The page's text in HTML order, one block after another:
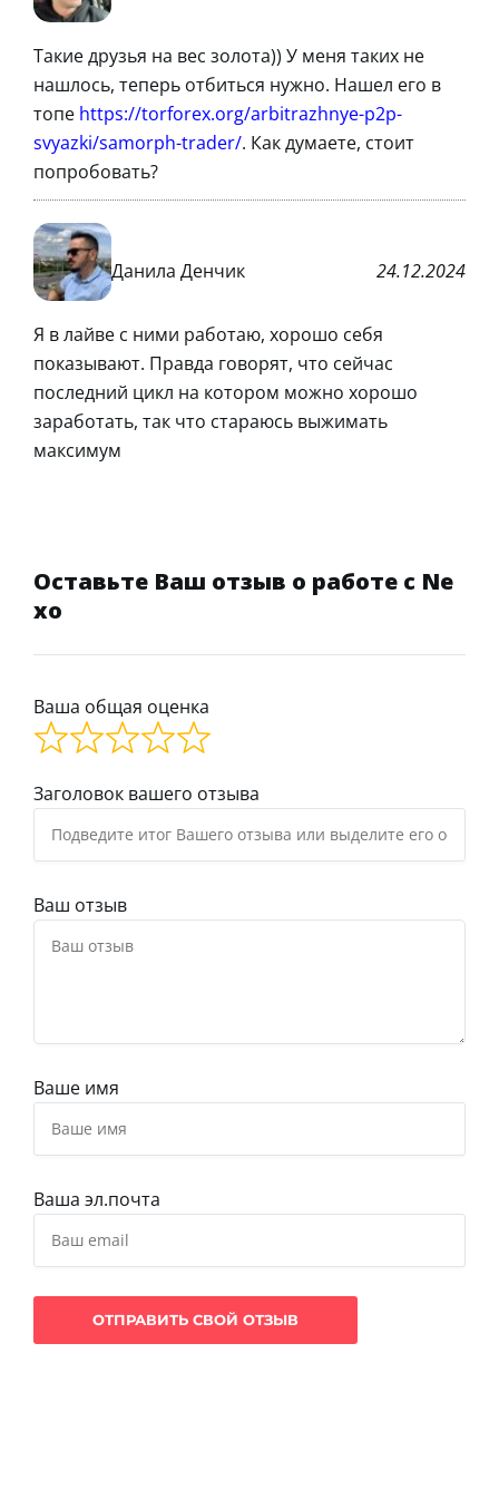
Такие друзья на вес золота)) У меня таких не
нашлось, теперь отбиться нужно. Нашел его в
топе https://torforex.org/arbitrazhnye-p2p-
svyazki/samorph-trader/. Как думаете, стоит
попробовать?
Данила Денчик 24.12.2024
Я в лайве с ними работаю, хорошо себя
показывают. Правда говорят, что сейчас
последний цикл на котором можно хорошо
заработать, так что стараюсь выжимать
максимум
Оставьте Ваш отзыв о работе с Ne
xo
Ваша общая оценка
Заголовок вашего отзыва
Ваш отзыв
Ваше имя
Ваша эл.почта